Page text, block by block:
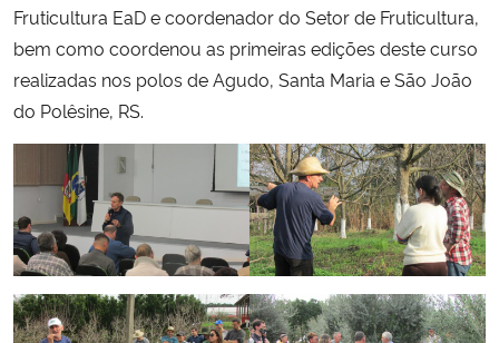
Fruticultura EaD e coordenador do Setor de Fruticultura,
bem como coordenou as primeiras edições deste curso
realizadas nos polos de Agudo, Santa Maria e São João
do Polêsine, RS.